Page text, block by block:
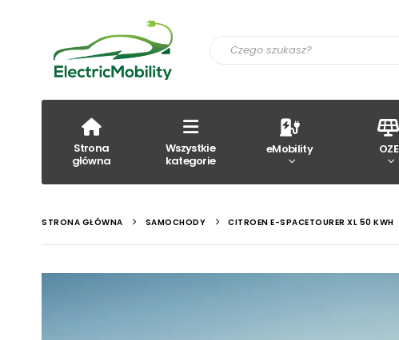
Strona
główna
Wszystkie
kategorie
eMobility OZE
STRONA GŁÓWNA SAMOCHODY CITROEN E-SPACETOURER XL 50 KWH